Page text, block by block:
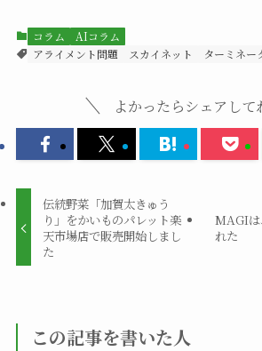
コラム
AIコラム
アライメント問題
スカイネット ターミネー
よかったらシェアして
伝統野菜「加賀太きゅう
り」をかいものパレット楽
天市場店で販売開始しまし
た
MAGIは
れた
この記事を書いた人